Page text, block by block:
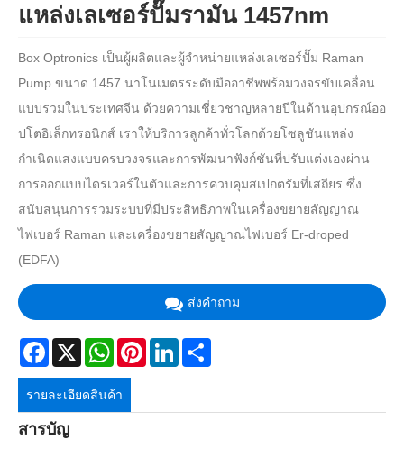
แหล่งเลเซอร์ปั๊มรามัน 1457nm
Box Optronics เป็นผู้ผลิตและผู้จำหน่ายแหล่งเลเซอร์ปั๊ม Raman
Pump ขนาด 1457 นาโนเมตรระดับมืออาชีพพร้อมวงจรขับเคลื่อน
แบบรวมในประเทศจีน ด้วยความเชี่ยวชาญหลายปีในด้านอุปกรณ์ออ
ปโตอิเล็กทรอนิกส์ เราให้บริการลูกค้าทั่วโลกด้วยโซลูชันแหล่ง
กำเนิดแสงแบบครบวงจรและการพัฒนาฟังก์ชันที่ปรับแต่งเองผ่าน
การออกแบบไดรเวอร์ในตัวและการควบคุมสเปกตรัมที่เสถียร ซึ่ง
สนับสนุนการรวมระบบที่มีประสิทธิภาพในเครื่องขยายสัญญาณ
ไฟเบอร์ Raman และเครื่องขยายสัญญาณไฟเบอร์ Er-droped
(EDFA)
ส่งคำถาม
Facebook
X WhatsAppPinterestLinkedIn
รายละเอียดสินค้า
สารบัญ